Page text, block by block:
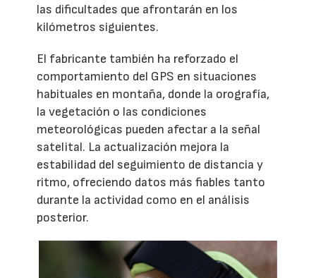
las dificultades que afrontarán en los
kilómetros siguientes.
El fabricante también ha reforzado el
comportamiento del GPS en situaciones
habituales en montaña, donde la orografía,
la vegetación o las condiciones
meteorológicas pueden afectar a la señal
satelital. La actualización mejora la
estabilidad del seguimiento de distancia y
ritmo, ofreciendo datos más fiables tanto
durante la actividad como en el análisis
posterior.